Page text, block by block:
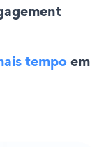
tempoem